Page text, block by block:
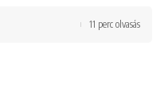
11 perc olvasás